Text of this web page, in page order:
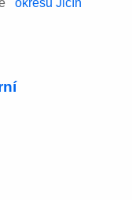
okresu Jičín